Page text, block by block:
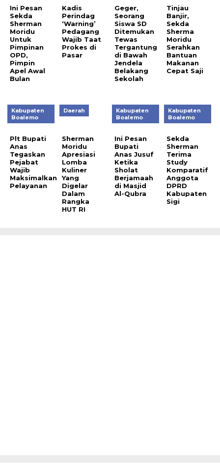
Ini Pesan
Sekda
Sherman
Moridu
Untuk
Pimpinan
OPD,
Pimpin
Apel Awal
Bulan
Kadis
Perindag
‘Warning’
Pedagang
Wajib Taat
Prokes di
Pasar
Geger,
Seorang
Siswa SD
Ditemukan
Tewas
Tergantung
di Bawah
Jendela
Belakang
Sekolah
Tinjau
Banjir,
Sekda
Sherma
Moridu
Serahkan
Bantuan
Makanan
Cepat Saji
Kabupaten
Boalemo
Plt Bupati
Anas
Tegaskan
Pejabat
Wajib
Maksimalkan
Pelayanan
Daerah
Sherman
Moridu
Apresiasi
Lomba
Kuliner
Yang
Digelar
Dalam
Rangka
HUT RI
Kabupaten
Boalemo
Ini Pesan
Bupati
Anas Jusuf
Ketika
Sholat
Berjamaah
di Masjid
Al-Qubra
Kabupaten
Boalemo
Sekda
Sherman
Terima
Study
Komparatif
Anggota
DPRD
Kabupaten
Sigi